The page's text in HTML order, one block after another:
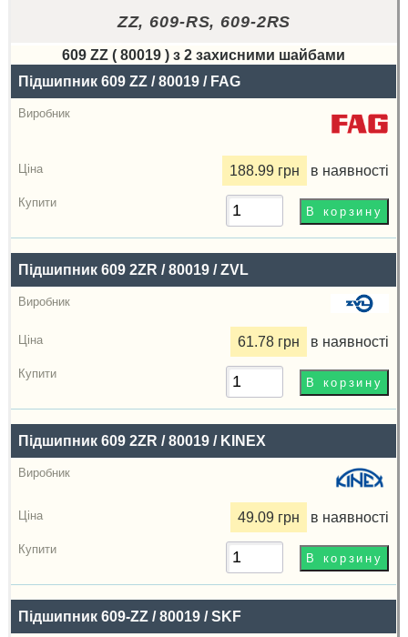
ZZ, 609-RS, 609-2RS
609 ZZ ( 80019 ) з 2 захисними шайбами
Назва
Виробник
зазор
Ціна,
Купити
Підшипник 609 ZZ / 80019 / FAG
188.99 грн в наявності
Підшипник 609 2ZR / 80019 / ZVL
61.78 грн в наявності
Підшипник 609 2ZR / 80019 / KINEX
49.09 грн в наявності
Підшипник 609-ZZ / 80019 / SKF